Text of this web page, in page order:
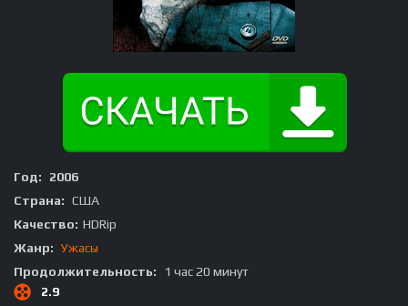
Год:
2006
Страна: США
Качество: HDRip
Жанр: Ужасы
Продолжительность:
1 час 20 минут
2.9